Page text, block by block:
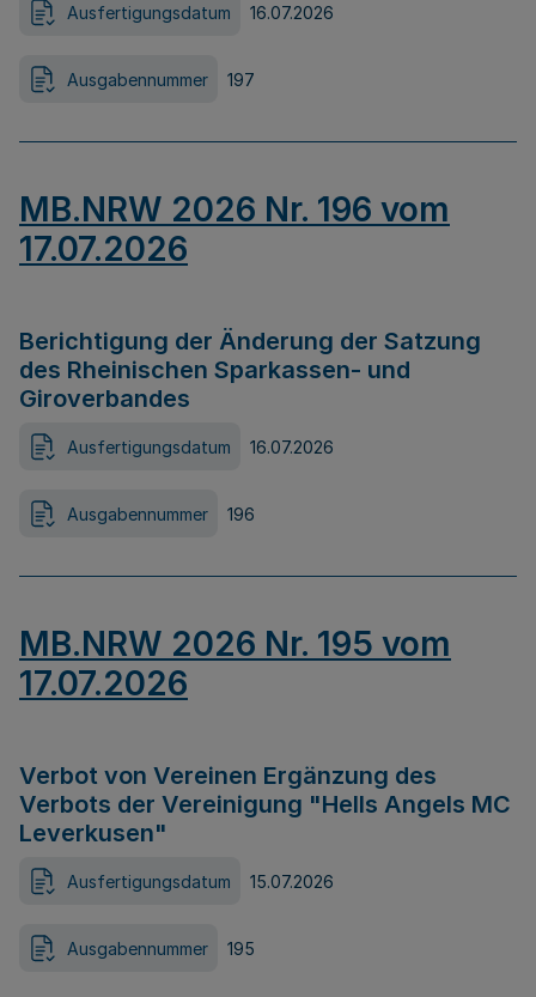
Ausfertigungsdatum 16.07.2026
Ausgabennummer 197
MB.NRW 2026 Nr. 196 vom
17.07.2026
Berichtigung der Änderung der Satzung
des Rheinischen Sparkassen- und
Giroverbandes
Ausfertigungsdatum 16.07.2026
Ausgabennummer 196
MB.NRW 2026 Nr. 195 vom
17.07.2026
Verbot von Vereinen Ergänzung des
Verbots der Vereinigung "Hells Angels MC
Leverkusen"
Ausfertigungsdatum 15.07.2026
Ausgabennummer 195